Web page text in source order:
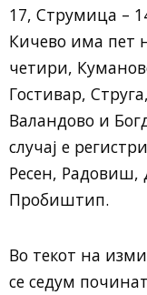
17, Струмица –
Кичево има пет
четири,
Гостивар,
Валандово и
случај е
Ресен,
Пробиштип.
Во текот на
се седум